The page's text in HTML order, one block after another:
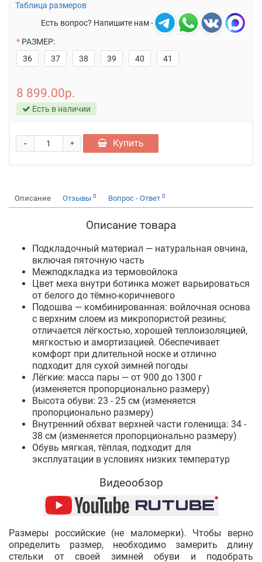
Таблица размеров
Есть вопрос? Напишите нам -
РАЗМЕР:
36
37 38 39 40 41
8 899.00р.
Есть в наличии
+
- Купить
Описание Отзывы 0 Вопрос - Ответ 0
Описание товара
Подкладочный материал — натуральная овчина,
включая пяточную часть
Межподкладка из термовойлока
Цвет меха внутри ботинка может варьироваться
от белого до тёмно-коричневого
Подошва — комбинированная: войлочная основа
с верхним слоем из микропористой резины;
отличается лёгкостью, хорошей теплоизоляцией,
мягкостью и амортизацией. Обеспечивает
комфорт при длительной носке и отлично
подходит для сухой зимней погоды
Лёгкие: масса пары — от 900 до 1300 г
(изменяется пропорционально размеру)
Высота обуви: 23 - 25 см (изменяется
пропорционально размеру)
Внутренний обхват верхней части голенища: 34 -
38 см (изменяется пропорционально размеру)
Обувь мягкая, тёплая, подходит для
эксплуатации в условиях низких температур
Видеообзор
Размеры российские (не маломерки). Чтобы верно
определить размер, необходимо замерить длину
стельки от своей зимней обуви и подобрать